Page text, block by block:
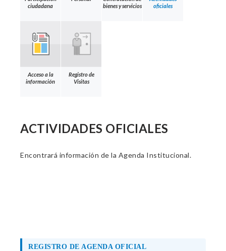
ciudadana
bienes y servicios
oficiales
Acceso a la
información
Registro de
Visitas
ACTIVIDADES OFICIALES
Encontrará información de la Agenda Institucional.
REGISTRO DE AGENDA OFICIAL